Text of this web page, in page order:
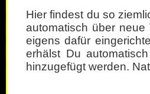
Hier findest du so
automatisch über
eigens dafür
erhälst Du
hinzugefügt werden.